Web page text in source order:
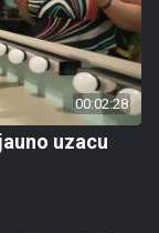
00:02:28
uzacu